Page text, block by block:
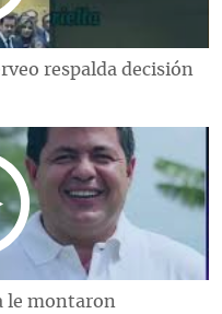
respalda decisión
le montaron